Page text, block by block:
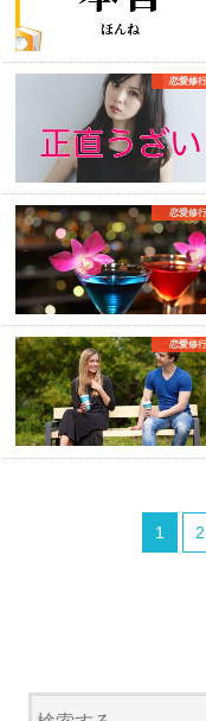
恋愛修行
恋愛修行
恋愛修行
1 2